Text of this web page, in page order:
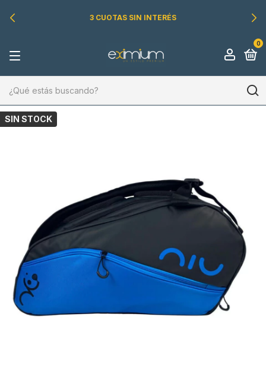
3 CUOTAS SIN INTERÉS
0
SIN STOCK